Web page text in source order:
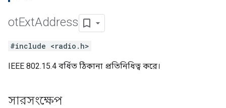
otExtAddress
#include <radio.h>
IEEE 802.15.4 বর্ধিত ঠিকানা প্রতিনিধিত্ব করে।
সারসংক্ষেপ